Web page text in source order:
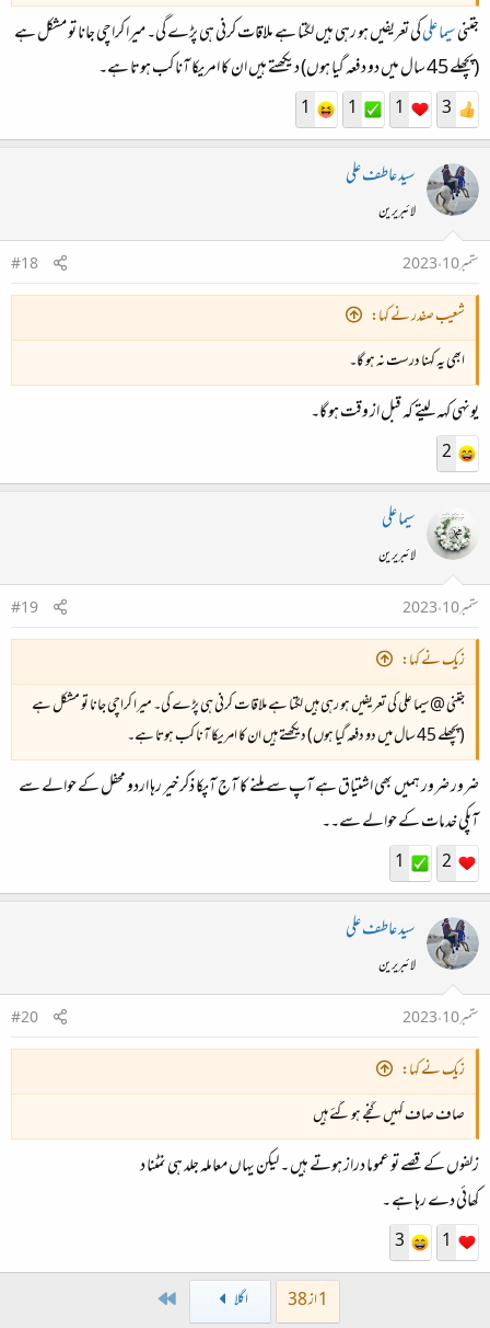
جتنیسیما علیکی تعریفیں ہو رہی ہیں لگتا ہے ملاقات کرنی ہی پڑے گی۔ میرا کراچی جانا تو مشکل ہے
(پچھلے 45 سال میں دو دفعہ گیا ہوں) دیکھتے ہیں ان کا امریکا آنا کب ہوتا ہے۔
3
1
1
1
سید عاطف علی
لائبریرین
ستمبر 10، 2023
#18
شعیب صفدر نے کہا:
ابھی یہ کہنا درست نہ ہو گا۔
یونہی کہہ لیتے کہ قبل از وقت ہو گا۔
2
سیما علی
لائبریرین
ستمبر 10، 2023
#19
زیک نے کہا:
جتنی @سیما علی کی تعریفیں ہو رہی ہیں لگتا ہے ملاقات کرنی ہی پڑے گی۔ میرا کراچی جانا تو مشکل ہے
(پچھلے 45 سال میں دو دفعہ گیا ہوں) دیکھتے ہیں ان کا امریکا آنا کب ہوتا ہے۔
ضرور ضرور ہمیں بھی اشتیاق ہے آپ سے ملنے کا آج آپکا ذکر خیر رہا اردو محفل کے حوالے سے
آپکی خدمات کے حوالے سے۔۔
2
1
سید عاطف علی
لائبریرین
ستمبر 10، 2023
#20
زیک نے کہا:
صاف صاف کہیں گنجے ہو گئے ہیں
زلفوں کے قصے تو عموما دراز ہوتے ہیں ۔ لیکن یہاں معاملہ جلد ہی نمٹنا د
کھائی دے رہا ہے ۔
1
3
1 از 38
اگلا